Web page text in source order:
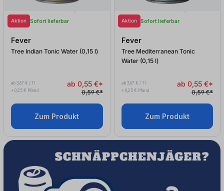
Aktion Sofort lieferbar
Fever
Tree Indian Tonic Water (0,15 l)
ab 3,67 € / 1 l
+ 0,25 € Pfand
ab 0,55 €*
0,59 €*
Zum Produkt
Aktion Sofort lieferbar
Fever
Tree Mediterranean Tonic
Water (0,15 l)
ab 3,67 € / 1 l
+ 0,25 € Pfand
ab 0,55 €*
0,59 €*
Zum Produkt